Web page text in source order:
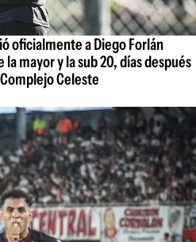
oficialmente a Diego Forlán
mayor y la sub 20, días después
Celeste